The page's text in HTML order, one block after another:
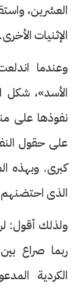
العشرين،
الإثنيات الأخرى.
وعندما
الأسد»، شكل
نفوذها على
على حقول
كبرى. وبهذه
الذى
ولذلك أقول:
ربما صراع
الكردية